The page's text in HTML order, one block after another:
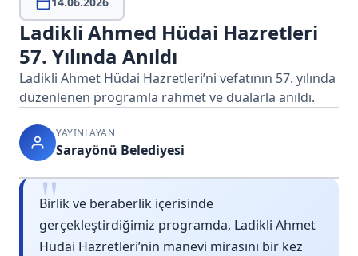
Ladikli Ahmed Hüdai Hazretleri
57. Yılında Anıldı
Ladikli Ahmet Hüdai Hazretleri’ni vefatının 57. yılında
düzenlenen programla rahmet ve dualarla anıldı.
YAYINLAYAN
Sarayönü Belediyesi
"
Birlik ve beraberlik içerisinde
gerçekleştirdiğimiz programda, Ladikli Ahmet
Hüdai Hazretleri’nin manevi mirasını bir kez